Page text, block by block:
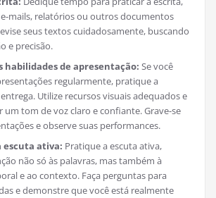
mails, relatórios ou outros documentos
seus textos cuidadosamente, buscando
e precisão.
habilidades de apresentação: Se você
regularmente, pratique a
Utilize recursos visuais adequados e
um tom de voz claro e confiante. Grave-se
e observe suas performances.
escuta ativa: Pratique a escuta ativa,
não só às palavras, mas também à
e ao contexto. Faça perguntas para
e demonstre que você está realmente